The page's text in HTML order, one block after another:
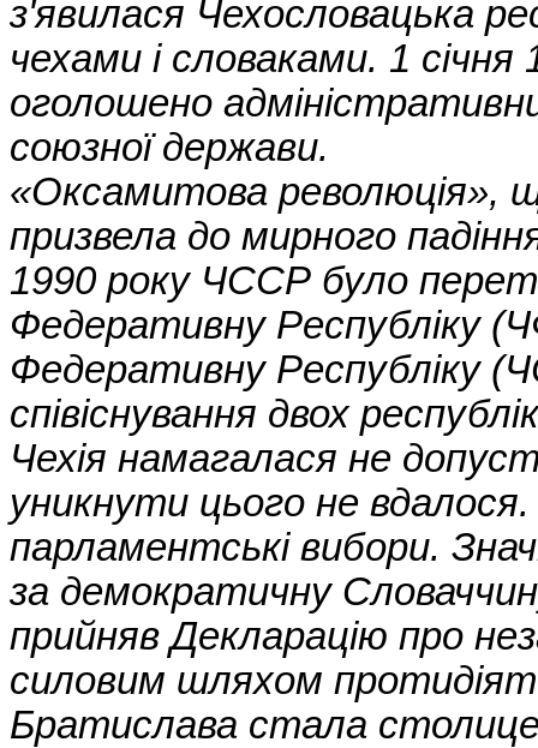
з'явилася Чехословацька
чехами і словаками. 1
оголошено
союзної держави.
«Оксамитова революція»,
призвела до мирного
1990 року ЧССР було
Федеративну Республіку
Федеративну Республіку
співіснування двох
Чехія намагалася не
уникнути цього не вдалося.
парламентські вибори.
за демократичну
прийняв Декларацію про
силовим шляхом
Братислава стала